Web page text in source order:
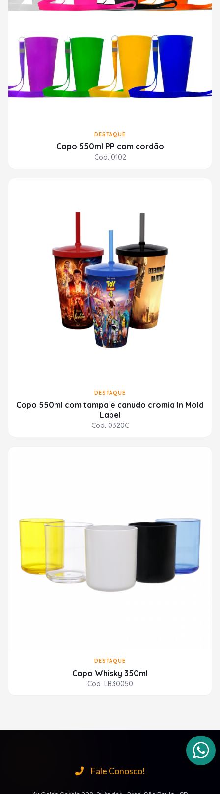
DESTAQUE
Copo 550ml PP com cordão
Cod. 0102
DESTAQUE
Copo 550ml com tampa e canudo cromia In Mold
Label
Cod. 0320C
DESTAQUE
Copo Whisky 350ml
Cod. LB30050
Fale Conosco!